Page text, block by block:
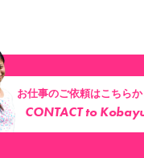
お仕事のご依頼はこちらか
CONTACT to